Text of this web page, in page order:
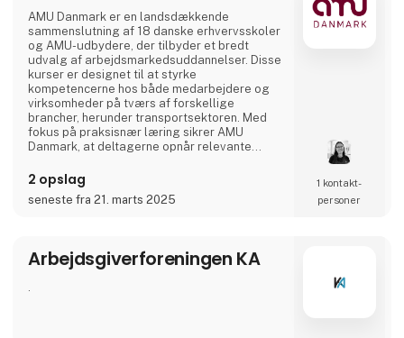
AMU Danmark er en landsdækkende
sammenslutning af 18 danske erhvervsskoler
og AMU-udbydere, der tilbyder et bredt
udvalg af arbejdsmarkedsuddannelser. Disse
kurser er designet til at styrke
kompetencerne hos både medarbejdere og
virksomheder på tværs af forskellige
brancher, herunder transportsektoren. Med
fokus på praksisnær læring sikrer AMU
Danmark, at deltagerne opnår relevante
aktuelle behov. Gennem et landsdækkende
netværk af uddannelsesinstitutioner arbejder
AMU Danmark målrettet på at fremme
2 opslag
seneste fra 21. marts 2025
1 kontakt­
personer
Arbejdsgiverforeningen KA